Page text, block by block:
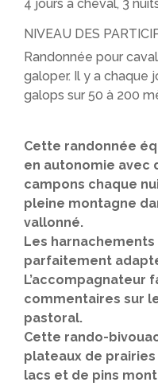
4 jours à cheval, 3
NIVEAU DES
Randonnée pour
galoper. Il y a chaque
galops sur 50 à 200
Cette randonnée
en autonomie avec
campons chaque
pleine montagne
vallonné.
Les
parfaitement
L’accompagnateur
commentaires sur
pastoral.
Cette rando-
plateaux de
lacs et de pins